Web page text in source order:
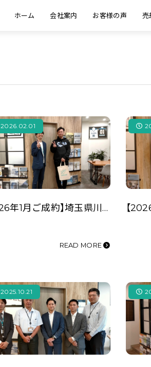
ホーム 会社案内 お客様の声 売
2026.02.01
【2026年1月ご成約】埼玉県川越市の事業用不動産の賃貸契約をされたM様
READ MORE
2025.10.21